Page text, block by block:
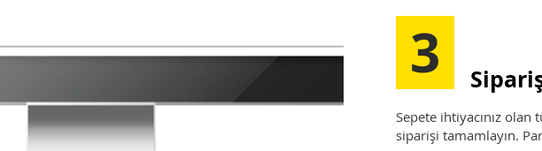
3
Sepete ihtiyacınız
siparişi tamamlayın.